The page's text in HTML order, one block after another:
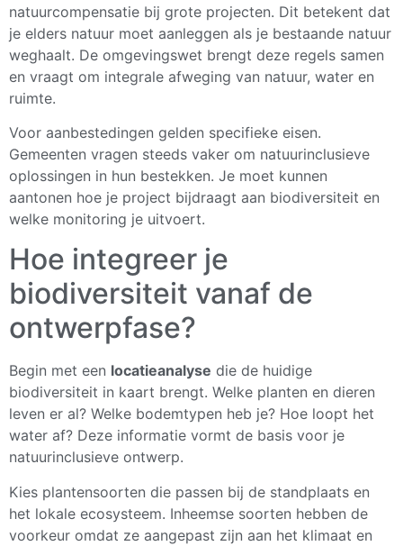
natuurcompensatie bij grote projecten. Dit betekent dat
je elders natuur moet aanleggen als je bestaande natuur
weghaalt. De omgevingswet brengt deze regels samen
en vraagt om integrale afweging van natuur, water en
ruimte.
Voor aanbestedingen gelden specifieke eisen.
Gemeenten vragen steeds vaker om natuurinclusieve
oplossingen in hun bestekken. Je moet kunnen
aantonen hoe je project bijdraagt aan biodiversiteit en
welke monitoring je uitvoert.
Hoe integreer je
biodiversiteit vanaf de
ontwerpfase?
Begin met een locatieanalyse die de huidige
biodiversiteit in kaart brengt. Welke planten en dieren
leven er al? Welke bodemtypen heb je? Hoe loopt het
water af? Deze informatie vormt de basis voor je
natuurinclusieve ontwerp.
Kies plantensoorten die passen bij de standplaats en
het lokale ecosysteem. Inheemse soorten hebben de
voorkeur omdat ze aangepast zijn aan het klimaat en